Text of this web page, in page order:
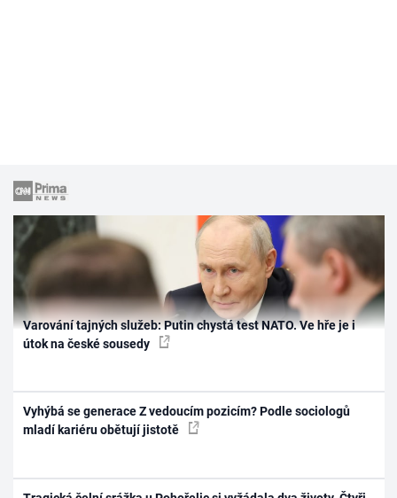
Varování tajných služeb: Putin chystá test NATO. Ve hře je i
útok na české sousedy
Vyhýbá se generace Z vedoucím pozicím? Podle sociologů
mladí kariéru obětují jistotě